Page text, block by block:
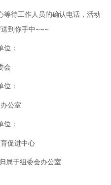
等待工作人员的确认电话，活动
到你手中~~~
位：
会
位：
公室
位：
促进中心
属于组委会办公室